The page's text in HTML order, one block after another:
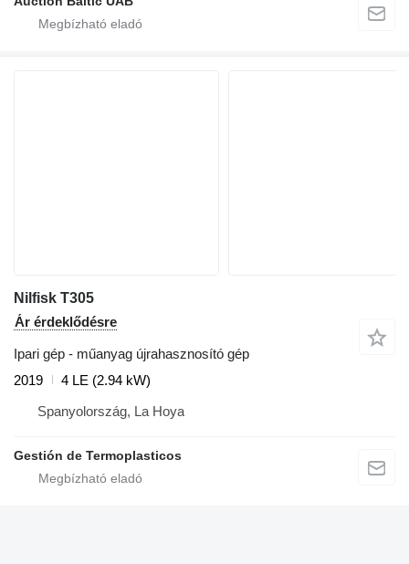
Nilfisk T305
Ár érdeklődésre
Ipari gép - műanyag újrahasznosító gép
2019
4 LE (2.94 kW)
Spanyolország, La Hoya
Gestión de Termoplasticos